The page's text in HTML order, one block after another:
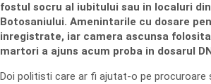
fostul socru al iubitului sau in localuri
Botosaniului. Amenintarile cu dosare
inregistrate, iar camera ascunsa
martori a ajuns acum proba in dosarul
Doi politisti care ar fi ajutat-o pe procuroare